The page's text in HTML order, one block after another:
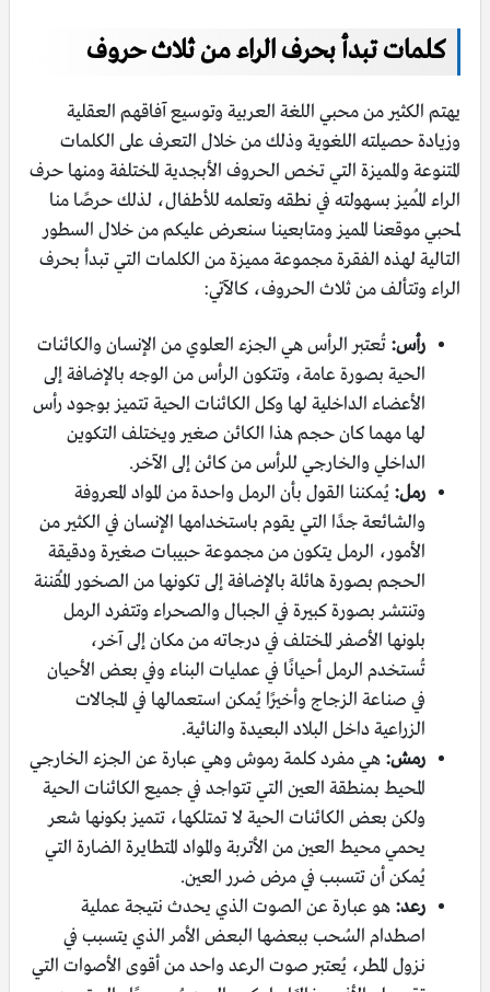
كلمات تبدأ بحرف الراء من ثلاث حروف
يهتم الكثير من محبي اللغة العربية وتوسيع آفاقهم العقلية
وزيادة حصيلته اللغوية وذلك من خلال التعرف على الكلمات
المتنوعة والمميزة التي تخص الحروف الأبجدية المختلفة ومنها حرف
الراء المُميز بسهولته في نطقه وتعلمه للأطفال، لذلك حرصًا منا
لمحبي موقعنا المميز ومتابعينا سنعرض عليكم من خلال السطور
التالية لهذه الفقرة مجموعة مميزة من الكلمات التي تبدأ بحرف
الراء وتتألف من ثلاث الحروف، كالآتي:
رأس: تُعتبر الرأس هي الجزء العلوي من الإنسان والكائنات
الحية بصورة عامة، وتتكون الرأس من الوجه بالإضافة إلى
الأعضاء الداخلية لها وكل الكائنات الحية تتميز بوجود رأس
لها مهما كان حجم هذا الكائن صغير ويختلف التكوين
الداخلي والخارجي للرأس من كائن إلى الآخر.
رمل: يُمكننا القول بأن الرمل واحدة من المواد المعروفة
والشائعة جدًا التي يقوم باستخدامها الإنسان في الكثير من
الأمور، الرمل يتكون من مجموعة حبيبات صغيرة ودقيقة
الحجم بصورة هائلة بالإضافة إلى تكونها من الصخور المُقننة
وتنتشر بصورة كبيرة في الجبال والصحراء وتتفرد الرمل
بلونها الأصفر المختلف في درجاته من مكان إلى آخر،
تُستخدم الرمل أحيانًا في عمليات البناء وفي بعض الأحيان
في صناعة الزجاج وأخيرًا يُمكن استعمالها في المجالات
الزراعية داخل البلاد البعيدة والنائية.
رمش: هي مفرد كلمة رموش وهي عبارة عن الجزء الخارجي
المحيط بمنطقة العين التي تتواجد في جميع الكائنات الحية
ولكن بعض الكائنات الحية لا تمتلكها، تتميز بكونها شعر
يحمي محيط العين من الأتربة والمواد المتطايرة الضارة التي
يُمكن أن تتسبب في مرض ضرر العين.
رعد: هو عبارة عن الصوت الذي يحدث نتيجة عملية
اصطدام السُحب ببعضها البعض الأمر الذي يتسبب في
نزول المطر، يُعتبر صوت الرعد واحد من أقوى الأصوات التي